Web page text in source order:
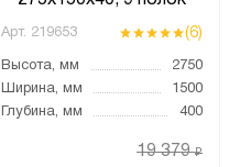
Арт. 219653 (6)
Высота, мм
2750
Ширина, мм
1500
Глубина, мм
400
19 379₽